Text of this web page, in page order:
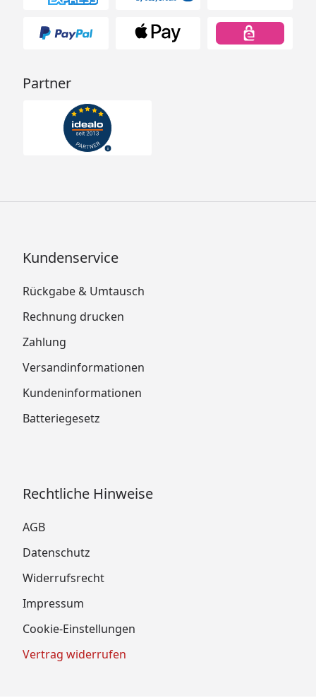
Partner
Kundenservice
Rückgabe & Umtausch
Rechnung drucken
Zahlung
Versandinformationen
Kundeninformationen
Batteriegesetz
Rechtliche Hinweise
AGB
Datenschutz
Widerrufsrecht
Impressum
Cookie-Einstellungen
Vertrag widerrufen